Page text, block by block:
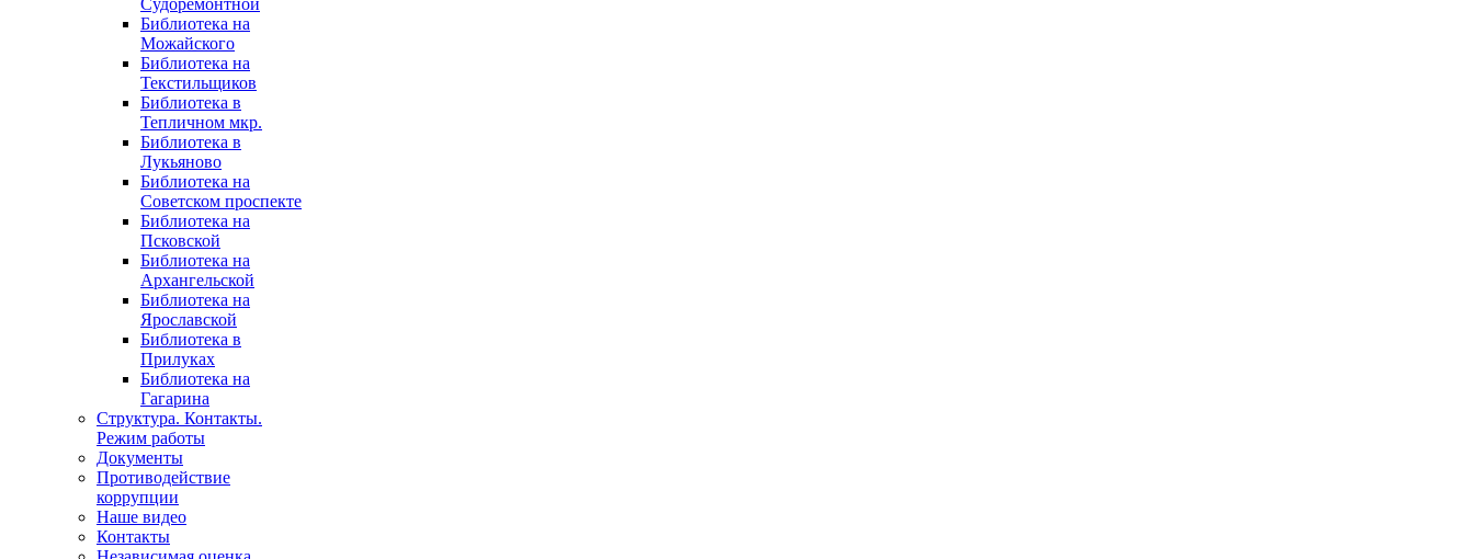
Судоремонтной
Библиотека на
Можайского
Библиотека на
Текстильщиков
Библиотека в
Тепличном мкр.
Библиотека в
Лукьяново
Библиотека на
Советском проспекте
Библиотека на
Псковской
Библиотека на
Архангельской
Библиотека на
Ярославской
Библиотека в
Прилуках
Библиотека на
Гагарина
Структура. Контакты.
Режим работы
Документы
Противодействие
коррупции
Наше видео
Контакты